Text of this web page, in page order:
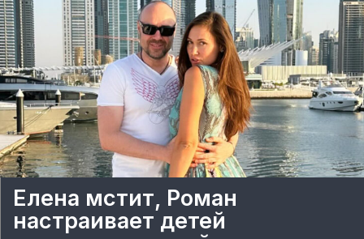
Елена мстит, Роман
настраивает детей